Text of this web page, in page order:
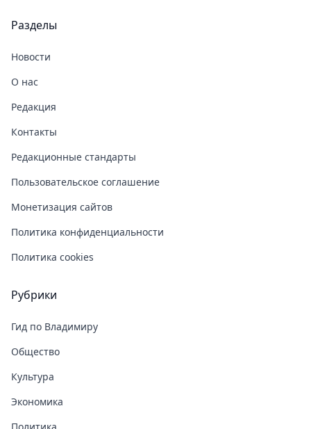
Разделы
Новости
О нас
Редакция
Контакты
Редакционные стандарты
Пользовательское соглашение
Монетизация сайтов
Политика конфиденциальности
Политика cookies
Рубрики
Гид по Владимиру
Общество
Культура
Экономика